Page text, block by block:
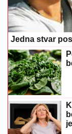
Jedna stvar